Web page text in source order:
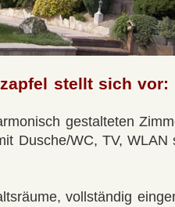
stellt sich vor:
gestalteten
Dusche/WC, TV, WLAN
vollständig